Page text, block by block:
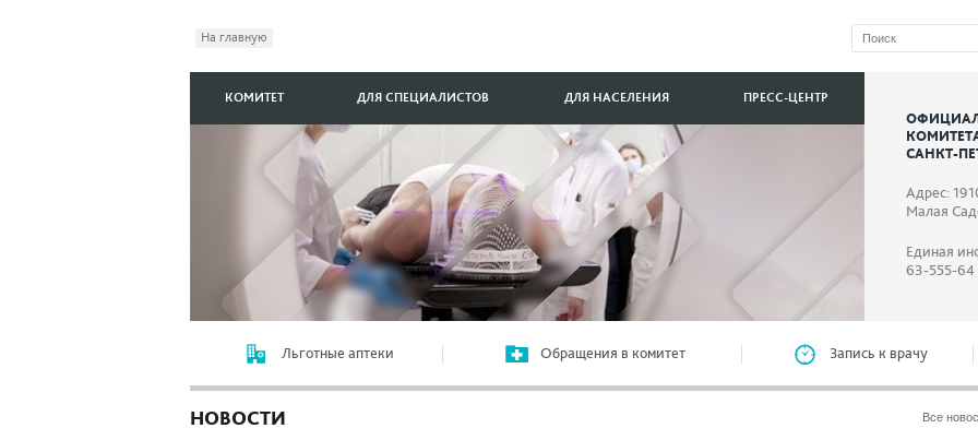
На главную
САНКТ-
Адрес:
Малая
Единая
63-555-64
КОМИТЕТ ДЛЯ СПЕЦИАЛИСТОВ ДЛЯ НАСЕЛЕНИЯ ПРЕСС-ЦЕНТР
Льготные аптеки Обращения в комитет Запись к врачу
НОВОСТИ Все